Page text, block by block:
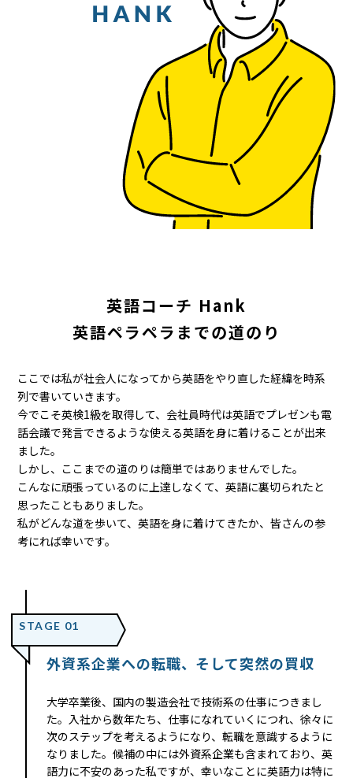
英語コーチ Hank
英語ペラペラまでの道のり
ここでは私が社会人になってから英語をやり直した経緯を時系
列で書いていきます。
今でこそ英検1級を取得して、会社員時代は英語でプレゼンも電
話会議で発言できるような使える英語を身に着けることが出来
ました。
しかし、ここまでの道のりは簡単ではありませんでした。
こんなに頑張っているのに上達しなくて、英語に裏切られたと
思ったこともありました。
私がどんな道を歩いて、英語を身に着けてきたか、皆さんの参
考にれば幸いです。
STAGE 01
外資系企業への転職、そして突然の買収
大学卒業後、国内の製造会社で技術系の仕事につきまし
た。入社から数年たち、仕事になれていくにつれ、徐々に
次のステップを考えるようになり、転職を意識するように
なりました。候補の中には外資系企業も含まれており、英
語力に不安のあった私ですが、幸いなことに英語力は特に